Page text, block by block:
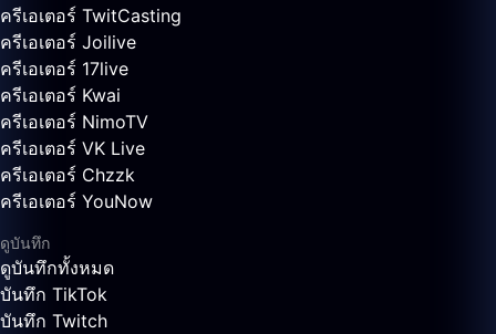
ครีเอเตอร์ TwitCasting
ครีเอเตอร์ Joilive
ครีเอเตอร์ 17live
ครีเอเตอร์ Kwai
ครีเอเตอร์ NimoTV
ครีเอเตอร์ VK Live
ครีเอเตอร์ Chzzk
ครีเอเตอร์ YouNow
ดูบันทึก
ดูบันทึกทั้งหมด
บันทึก TikTok
บันทึก Twitch